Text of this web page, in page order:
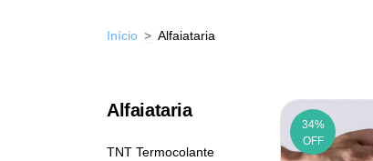
Início > Alfaiataria
Alfaiataria
TNT Termocolante
34%
OFF